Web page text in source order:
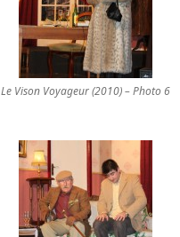
Le Vison Voyageur (2010) – Photo 6